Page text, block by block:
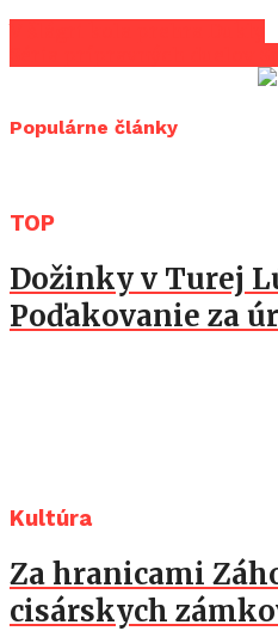
Populárne články
TOP
Dožinky v Turej
Poďakovanie za
Kultúra
Za hranicami
cisárskych